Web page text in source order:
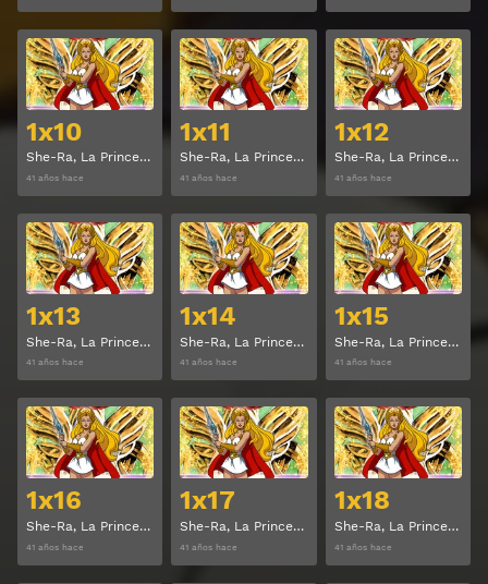
1x10
She-Ra, La Princesa del Poder Temporada 1 Capitulo 10
41 años hace
Ver
1x11
She-Ra, La Princesa del Poder Temporada 1 Capitulo 11
41 años hace
Ver
1x12
She-Ra, La Princesa del Poder Temporada 1 Capitulo 12
41 años hace
1x13
She-Ra, La Princesa del Poder Temporada 1 Capitulo 13
41 años hace
Ver
1x14
She-Ra, La Princesa del Poder Temporada 1 Capitulo 14
41 años hace
Ver
1x15
She-Ra, La Princesa del Poder Temporada 1 Capitulo 15
41 años hace
1x16
She-Ra, La Princesa del Poder Temporada 1 Capitulo 16
41 años hace
Ver
1x17
She-Ra, La Princesa del Poder Temporada 1 Capitulo 17
41 años hace
Ver
1x18
She-Ra, La Princesa del Poder Temporada 1 Capitulo 18
41 años hace